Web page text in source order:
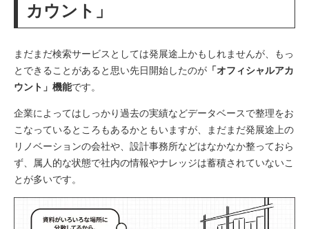
カウント」
まだまだ検索サービスとしては発展途上かもしれませんが、もっ
とできることがあると思い先日開始したのが 「オフィシャルアカ
ウント」機能です。
企業によってはしっかり過去の実績などデータベースで整理をお
こなっているところもあるかともいますが、まだまだ発展途上の
リノベーションの会社や、設計事務所などはなかなか整っておら
ず、属人的な状態で社内の情報やナレッジは蓄積されていないこ
とが多いです。